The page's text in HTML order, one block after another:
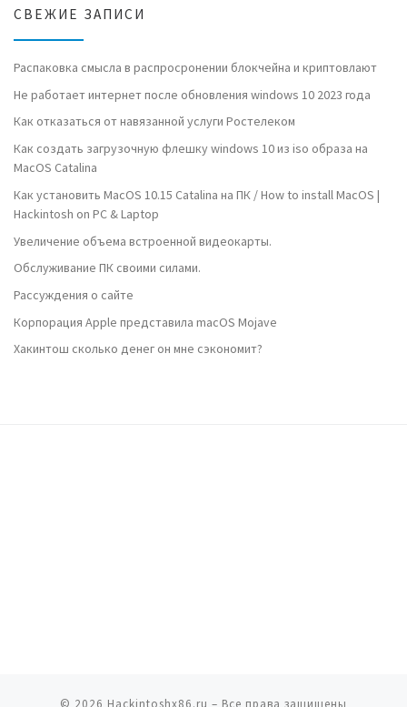
СВЕЖИЕ ЗАПИСИ
Распаковка смысла в распросронении блокчейна и криптовлают
Не работает интернет после обновления windows 10 2023 года
Как отказаться от навязанной услуги Ростелеком
Как создать загрузочную флешку windows 10 из iso образа на
MacOS Catalina
Как установить MacOS 10.15 Catalina на ПК / How to install MacOS |
Hackintosh on PC & Laptop
Увеличение объема встроенной видеокарты.
Обслуживание ПК своими силами.
Рассуждения о сайте
Корпорация Apple представила macOS Mojave
Хакинтош сколько денег он мне сэкономит?
© 2026 Hackintoshx86.ru – Все права защищены